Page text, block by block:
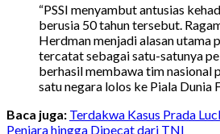
“PSSI menyambut antusias
berusia 50 tahun tersebut.
Herdman menjadi alasan utama
tercatat sebagai satu-satunya
berhasil membawa tim nasional
satu negara lolos ke Piala Dunia
Baca juga: Terdakwa Kasus Prada
Penjara hingga Dipecat dari TNI